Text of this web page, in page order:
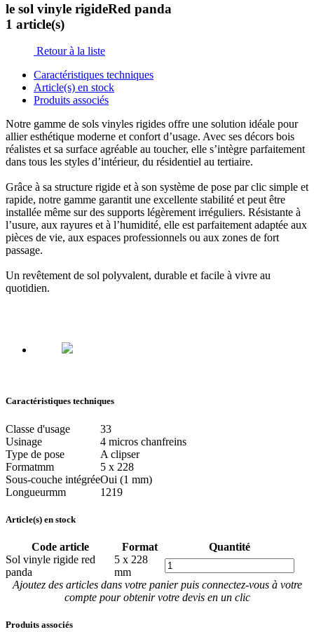
le sol vinyle rigideRed panda
1 article(s)
Retour à la liste
Caractéristiques techniques
Article(s) en stock
Produits associés
Notre gamme de sols vinyles rigides offre une solution idéale pour
allier esthétique moderne et confort d’usage. Avec ses décors bois
réalistes et sa surface agréable au toucher, elle s’intègre parfaitement
dans tous les styles d’intérieur, du résidentiel au tertiaire.
Grâce à sa structure rigide et à son système de pose par clic simple et
rapide, notre gamme garantit une excellente stabilité et peut être
installée même sur des supports légèrement irréguliers. Résistante à
l’usure, aux rayures et à l’humidité, elle est parfaitement adaptée aux
pièces de vie, aux espaces professionnels ou aux zones de fort
passage.
Un revêtement de sol polyvalent, durable et facile à vivre au
quotidien.
Caractéristiques techniques
Classe d'usage
33
Usinage
4 micros chanfreins
Type de pose
A clipser
Formatmm
5 x 228
Sous-couche intégréeOui (1 mm)
Longueurmm 1219
Article(s) en stock
Code article Format
Quantité
Sol vinyle rigide red
panda
5 x 228
mm
Ajoutez des articles dans votre panier puis connectez-vous à votre
compte pour obtenir votre devis en un clic
Produits associés